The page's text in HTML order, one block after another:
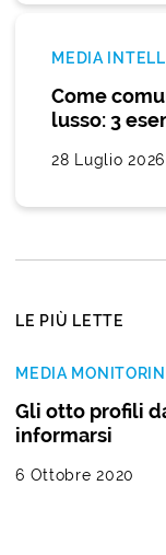
MEDIA
Come
lusso: 3
28 Luglio 2026
LE PIÙ LETTE
MEDIA
Gli otto profili
informarsi
6 Ottobre 2020